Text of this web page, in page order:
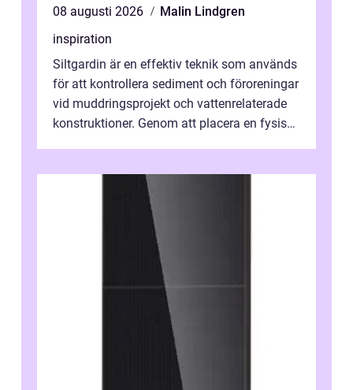
08 augusti 2026
Malin Lindgren
inspiration
Siltgardin är en effektiv teknik som används
för att kontrollera sediment och föroreningar
vid muddringsprojekt och vattenrelaterade
konstruktioner. Genom att placera en fysisk